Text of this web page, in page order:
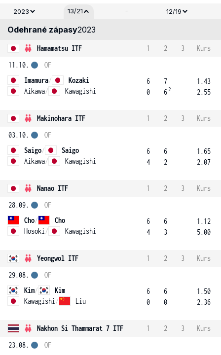
2023
13/21 - 12/19
Odehrané zápasy2023
Hamamatsu ITF 1 2 3
Kurs
11.10.
Imamura/
Kozaki
Aikawa/ Kawagishi
OF
6
0
7
62
1.43
2.55
Makinohara ITF 1 2 3
Kurs
03.10.
Saigo/
Saigo
Aikawa/ Kawagishi
OF
6
4
6
2
1.65
2.07
Nanao ITF 1 2 3
Kurs
28.09.
Cho/
Cho
Hosoki / Kawagishi
OF
6
4
6
3
1.12
5.00
Yeongwol ITF 1 2 3
Kurs
29.08.
Kim/
Kim
Kawagishi / Liu
OF
6
0
6
0
1.50
2.36
Nakhon Si Thammarat 7 ITF 1 2 3
Kurs
23.08.
OF